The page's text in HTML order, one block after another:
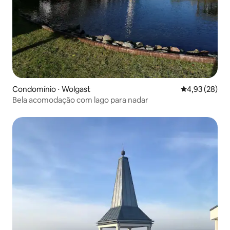
Condomínio ⋅ Wolgast 4,93 de uma
4,93 (28)
Bela acomodação com lago para nadar